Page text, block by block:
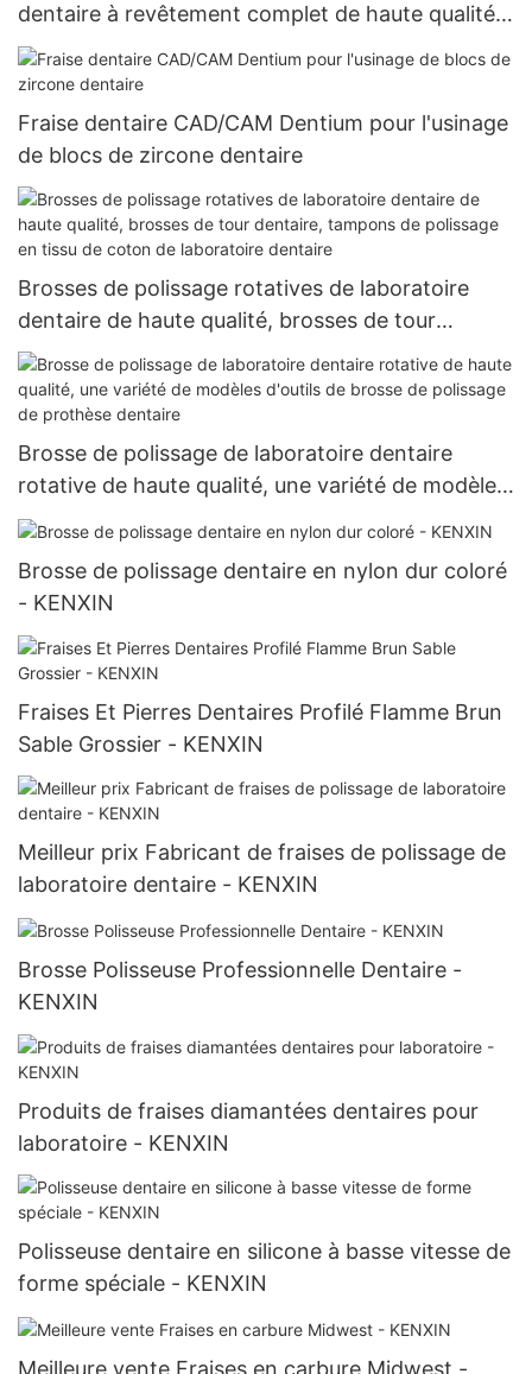
dentaire à revêtement complet de haute qualité,
disque de coupe abrasif dentaire
Fraise dentaire CAD/CAM Dentium pour l'usinage
de blocs de zircone dentaire
Brosses de polissage rotatives de laboratoire
dentaire de haute qualité, brosses de tour
dentaire, tampons de polissage en tissu de coton
de laboratoire dentaire
Brosse de polissage de laboratoire dentaire
rotative de haute qualité, une variété de modèles
d'outils de brosse de polissage de prothèse
Brosse de polissage dentaire en nylon dur coloré
- KENXIN
Fraises Et Pierres Dentaires Profilé Flamme Brun
Sable Grossier - KENXIN
Meilleur prix Fabricant de fraises de polissage de
laboratoire dentaire - KENXIN
Brosse Polisseuse Professionnelle Dentaire -
KENXIN
Produits de fraises diamantées dentaires pour
laboratoire - KENXIN
Polisseuse dentaire en silicone à basse vitesse de
forme spéciale - KENXIN
Meilleure vente Fraises en carbure Midwest -